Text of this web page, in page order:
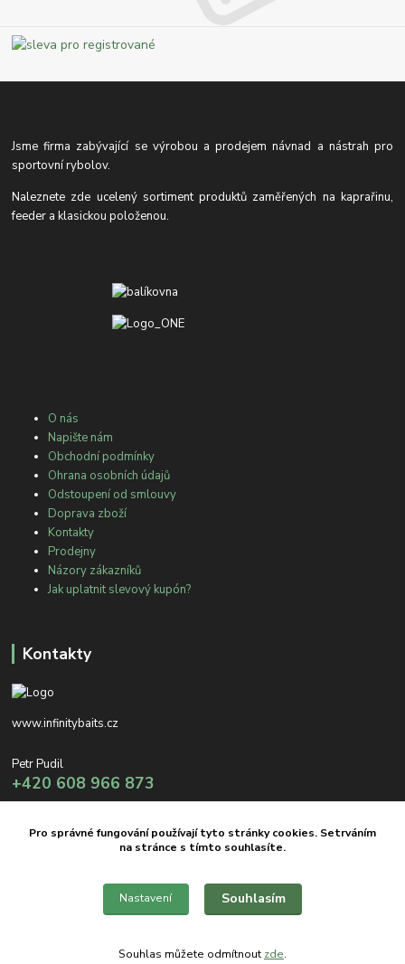
Jsme firma zabývající se výrobou a prodejem návnad a nástrah pro
sportovní rybolov.
Naleznete zde ucelený sortiment produktů zaměřených na kaprařinu,
feeder a klasickou položenou.
O nás
Napište nám
Obchodní podmínky
Ohrana osobních údajů
Odstoupení od smlouvy
Doprava zboží
Kontakty
Prodejny
Názory zákazníků
Jak uplatnit slevový kupón?
Kontakty
www.infinitybaits.cz
Petr Pudil
+420 608 966 873
Copyright © 2012 INFINITY BAITS
Pro správné fungování používají tyto stránky cookies. Setrváním
na stránce s tímto souhlasíte.
Nastavení Souhlasím
Souhlas můžete odmítnout zde.